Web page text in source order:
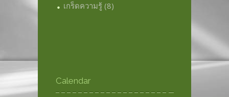
เกร็ดความรู้ (8)
Calendar